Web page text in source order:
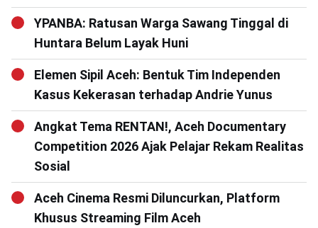
YPANBA: Ratusan Warga Sawang Tinggal di
Huntara Belum Layak Huni
Elemen Sipil Aceh: Bentuk Tim Independen
Kasus Kekerasan terhadap Andrie Yunus
Angkat Tema RENTAN!, Aceh Documentary
Competition 2026 Ajak Pelajar Rekam Realitas
Sosial
Aceh Cinema Resmi Diluncurkan, Platform
Khusus Streaming Film Aceh